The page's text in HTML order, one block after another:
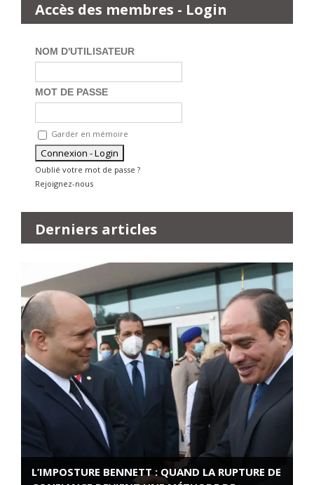
Accès des membres - Login
NOM D'UTILISATEUR
MOT DE PASSE
Garder en mémoire
Oublié votre mot de passe ?
Rejoignez-nous
Derniers articles
L’IMPOSTURE BENNETT : QUAND LA RUPTURE DE